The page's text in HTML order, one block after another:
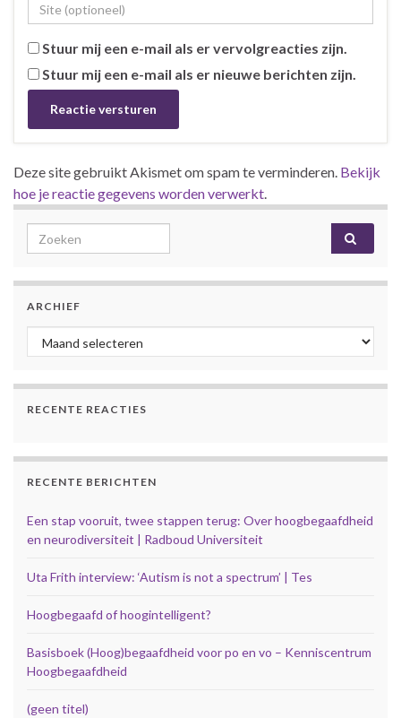
Stuur mij een e-mail als er vervolgreacties zijn.
Stuur mij een e-mail als er nieuwe berichten zijn.
Deze site gebruikt Akismet om spam te verminderen. Bekijk
hoe je reactie gegevens worden verwerkt.
Search for:
ARCHIEF
Archief
RECENTE REACTIES
RECENTE BERICHTEN
Een stap vooruit, twee stappen terug: Over hoogbegaafdheid
en neurodiversiteit | Radboud Universiteit
Uta Frith interview: ‘Autism is not a spectrum’ | Tes
Hoogbegaafd of hoogintelligent?
Basisboek (Hoog)begaafdheid voor po en vo – Kenniscentrum
Hoogbegaafdheid
(geen titel)